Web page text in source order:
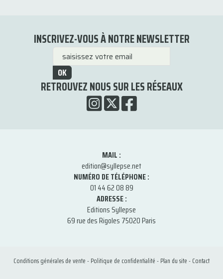
INSCRIVEZ-VOUS À NOTRE NEWSLETTER
OK
RETROUVEZ NOUS SUR LES RÉSEAUX
MAIL :
edition@syllepse.net
NUMÉRO DE TÉLÉPHONE :
01 44 62 08 89
ADRESSE :
Editions Syllepse
69 rue des Rigoles 75020 Paris
Conditions générales de vente-Politique de confidentialité-Plan du site-Contact